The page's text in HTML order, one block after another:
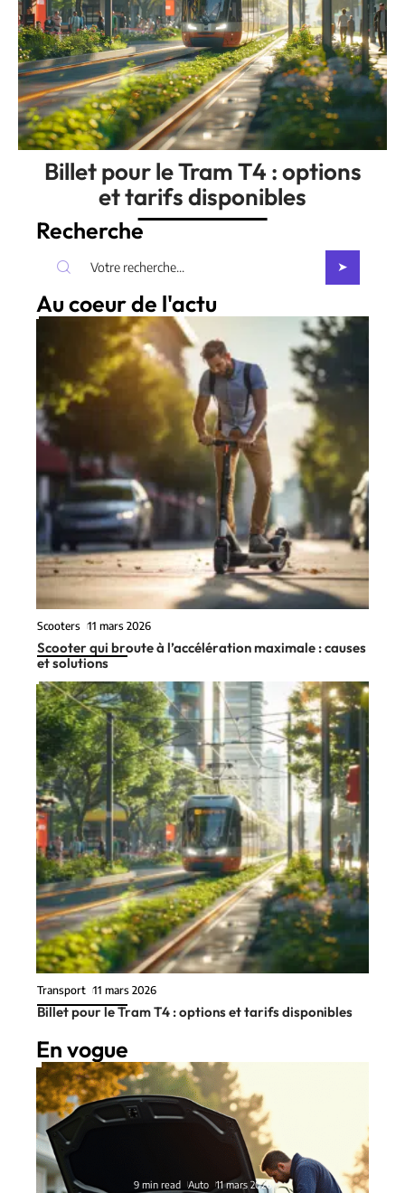
Billet pour le Tram T4 : options
et tarifs disponibles
Recherche
Au coeur de l'actu
Scooters 11 mars 2026
Scooter qui broute à l’accélération maximale : causes
et solutions
Transport 11 mars 2026
Billet pour le Tram T4 : options et tarifs disponibles
En vogue
9 min read Auto 11 mars 2026